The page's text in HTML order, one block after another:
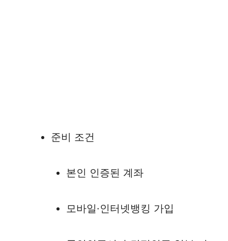
준비 조건
본인 인증된 계좌
모바일·인터넷뱅킹 가입